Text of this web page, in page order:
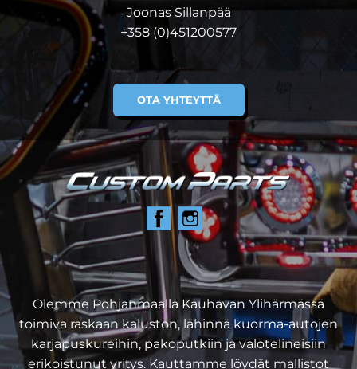
Joonas Sillanpää
+358 (0)451200577
OTA YHTEYTTÄ
Olemme Pohjanmaalla Kauhavan Ylihärmässä
toimiva raskaan kaluston, lähinnä kuorma-autojen
karjapuskureihin, pakoputkiin ja valotelineisiin
erikoistunut yritys. Kauttamme löydät mallistot